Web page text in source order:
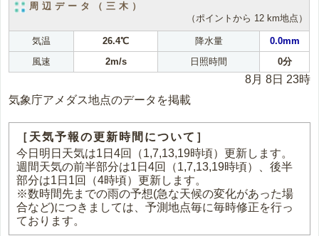
周辺データ（三木）
（ポイントから 12 km地点）
気温 26.4℃ 降水量
0.0mm
風速
2m/s 日照時間 0分
8月 8日 23時
気象庁アメダス地点のデータを掲載
［天気予報の更新時間について］
今日明日天気は1日4回（1,7,13,19時頃）更新します。
週間天気の前半部分は1日4回（1,7,13,19時頃）、後半
部分は1日1回（4時頃）更新します。
※数時間先までの雨の予想(急な天候の変化があった場
合など)につきましては、予測地点毎に毎時修正を行っ
ております。